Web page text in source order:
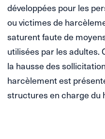
développées pour les
ou victimes de
saturent faute de
utilisées par les adultes.
la hausse des
harcèlement est
structures en charge du